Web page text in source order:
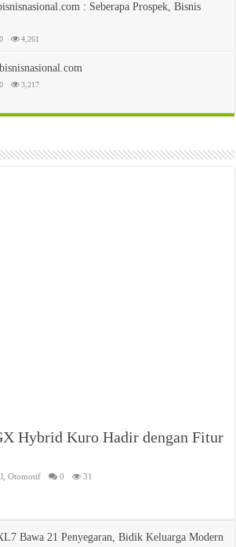
: Seberapa Prospek, Bisnis
0 4,261
0 3,217
Hybrid Kuro Hadir dengan Fitur
,Otomotif 0 31
Bawa 21 Penyegaran, Bidik Keluarga Modern